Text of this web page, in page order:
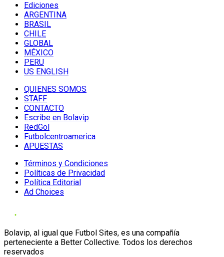
Ediciones
ARGENTINA
BRASIL
CHILE
GLOBAL
MÉXICO
PERU
US ENGLISH
QUIENES SOMOS
STAFF
CONTACTO
Escribe en Bolavip
RedGol
Futbolcentroamerica
APUESTAS
Términos y Condiciones
Políticas de Privacidad
Política Editorial
Ad Choices
Bolavip, al igual que Futbol Sites, es una compañía
perteneciente a Better Collective. Todos los derechos
reservados